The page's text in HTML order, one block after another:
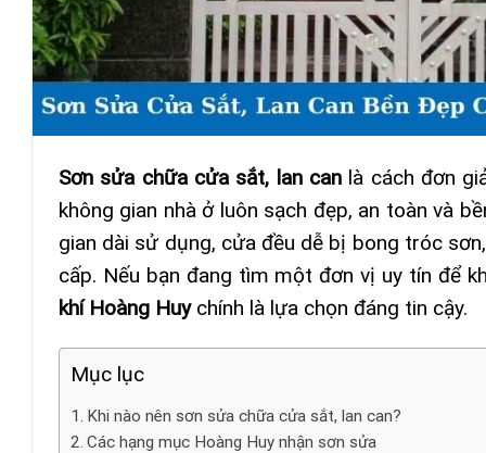
Sơn sửa chữa cửa sắt, lan canlà cách đơn
không gian nhà ở luôn sạch đẹp, an toàn và
gian dài sử dụng, cửa đều dễ bị bong tróc
cấp. Nếu bạn đang tìm một đơn vị uy tín để
khí Hoàng Huychính là lựa chọn đáng tin cậy.
Mục lục
Khi nào nên sơn sửa chữa cửa sắt, lan can?
Các hạng mục Hoàng Huy nhận sơn sửa